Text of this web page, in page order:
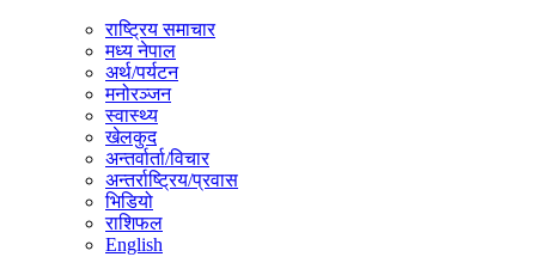
राष्ट्रिय समाचार
मध्य नेपाल
अर्थ/पर्यटन
मनोरञ्जन
स्वास्थ्य
खेलकुद
अन्तर्वार्ता/विचार
अन्तर्राष्ट्रिय/प्रवास
भिडियो
राशिफल
English